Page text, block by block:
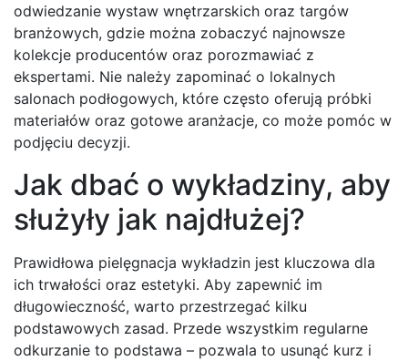
odwiedzanie wystaw wnętrzarskich oraz targów
branżowych, gdzie można zobaczyć najnowsze
kolekcje producentów oraz porozmawiać z
ekspertami. Nie należy zapominać o lokalnych
salonach podłogowych, które często oferują próbki
materiałów oraz gotowe aranżacje, co może pomóc w
podjęciu decyzji.
Jak dbać o wykładziny, aby
służyły jak najdłużej?
Prawidłowa pielęgnacja wykładzin jest kluczowa dla
ich trwałości oraz estetyki. Aby zapewnić im
długowieczność, warto przestrzegać kilku
podstawowych zasad. Przede wszystkim regularne
odkurzanie to podstawa – pozwala to usunąć kurz i